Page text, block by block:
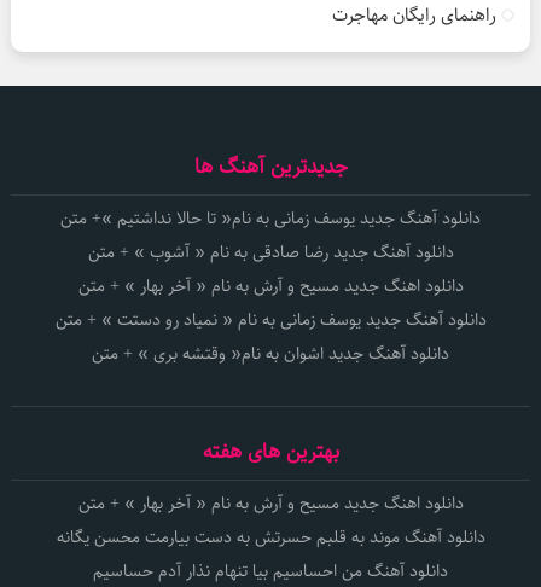
راهنمای رایگان مهاجرت
جدیدترین آهنگ ها
دانلود آهنگ جدید یوسف زمانی به نام« تا حالا نداشتیم »+ متن
دانلود آهنگ جدید رضا صادقی به نام « آشوب » + متن
دانلود اهنگ جدید مسیح و آرش به نام « آخر بهار » + متن
دانلود آهنگ جدید یوسف زمانی به نام « نمیاد رو دستت » + متن
دانلود آهنگ جدید اشوان به نام« وقتشه بری » + متن
بهترین های هفته
دانلود اهنگ جدید مسیح و آرش به نام « آخر بهار » + متن
دانلود آهنگ موند به قلبم حسرتش به دست بیارمت محسن یگانه
دانلود آهنگ من احساسیم بیا تنهام نذار آدم حساسیم